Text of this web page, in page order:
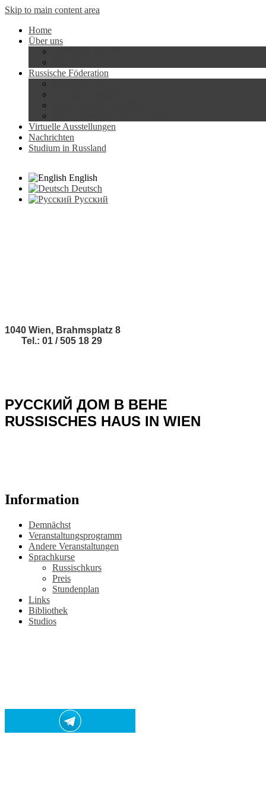
Skip to main content area
Home
Über uns
Russische Föderation
Virtuelle Ausstellungen
Nachrichten
Studium in Russland
English
Deutsch
Русский
1040 Wien, Brahmsplatz 8
Tel.: 01 / 505 18 29
РУССКИЙ ДОМ В ВЕНЕ
RUSSISCHES HAUS IN WIEN
Information
Demnächst
Veranstaltungsprogramm
Andere Veranstaltungen
Sprachkurse
Russischkurs
Preis
Stundenplan
Links
Bibliothek
Studios